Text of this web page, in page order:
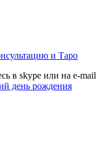
и Таро
в skype или на e-mail